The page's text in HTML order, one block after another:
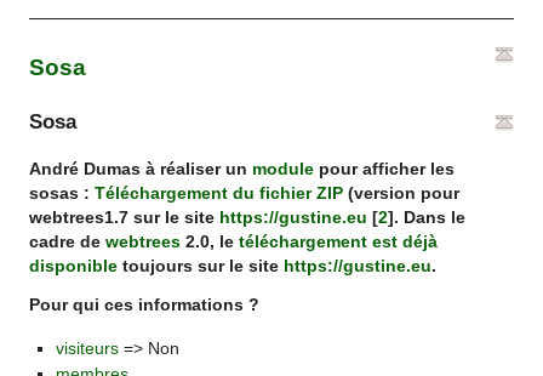
Sosa
Sosa
André Dumas à réaliser un module pour afficher les
sosas :Téléchargement du fichier ZIP (version pour
webtrees1.7 sur le site https://gustine.eu [2] . Dans le
cadre dewebtrees 2.0, letéléchargement est déjà
disponible toujours sur le site https://gustine.eu.
Pour qui ces informations ?
visiteurs=> Non